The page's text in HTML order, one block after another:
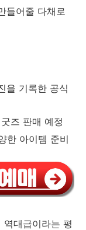
들어줄 다채로
을 기록한 공식
즈 판매 예정
한 아이템 준비
역대급이라는 평